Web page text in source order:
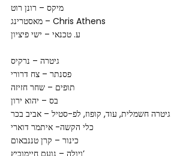
מיקס – רונן רוט
מאסטרינג – Chris Athens
ע. טכנאי – ישי פיציון
גיטרה – נרקיס
פסנתר – צח דרורי
תופים – שחר חזיזה
בס – יהוא ירון
גיטרה חשמלית, עוד, קופוז, לפ-סטיל – אביב בכר
כלי הקשה- איתמר דוארי
כינור – קרן טננבאום
ויולה – נועם חיימוביץ’